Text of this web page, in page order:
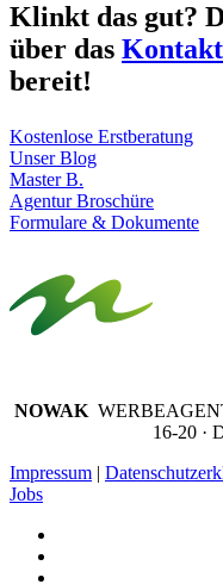
Klinkt das gut?
über das
bereit!
Kostenlose Erstberatung
Unser Blog
Master B.
Agentur Broschüre
Formulare & Dokumente
NOWAK
16-20 ·
Impressum
Jobs